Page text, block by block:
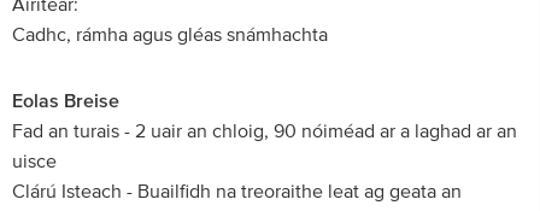
Áirítear:
Cadhc, rámha agus gléas snámhachta
Eolas Breise
Fad an turais - 2 uair an chloig, 90 nóiméad ar a laghad ar an
uisce
Clárú Isteach - Buailfidh na treoraithe leat ag geata an